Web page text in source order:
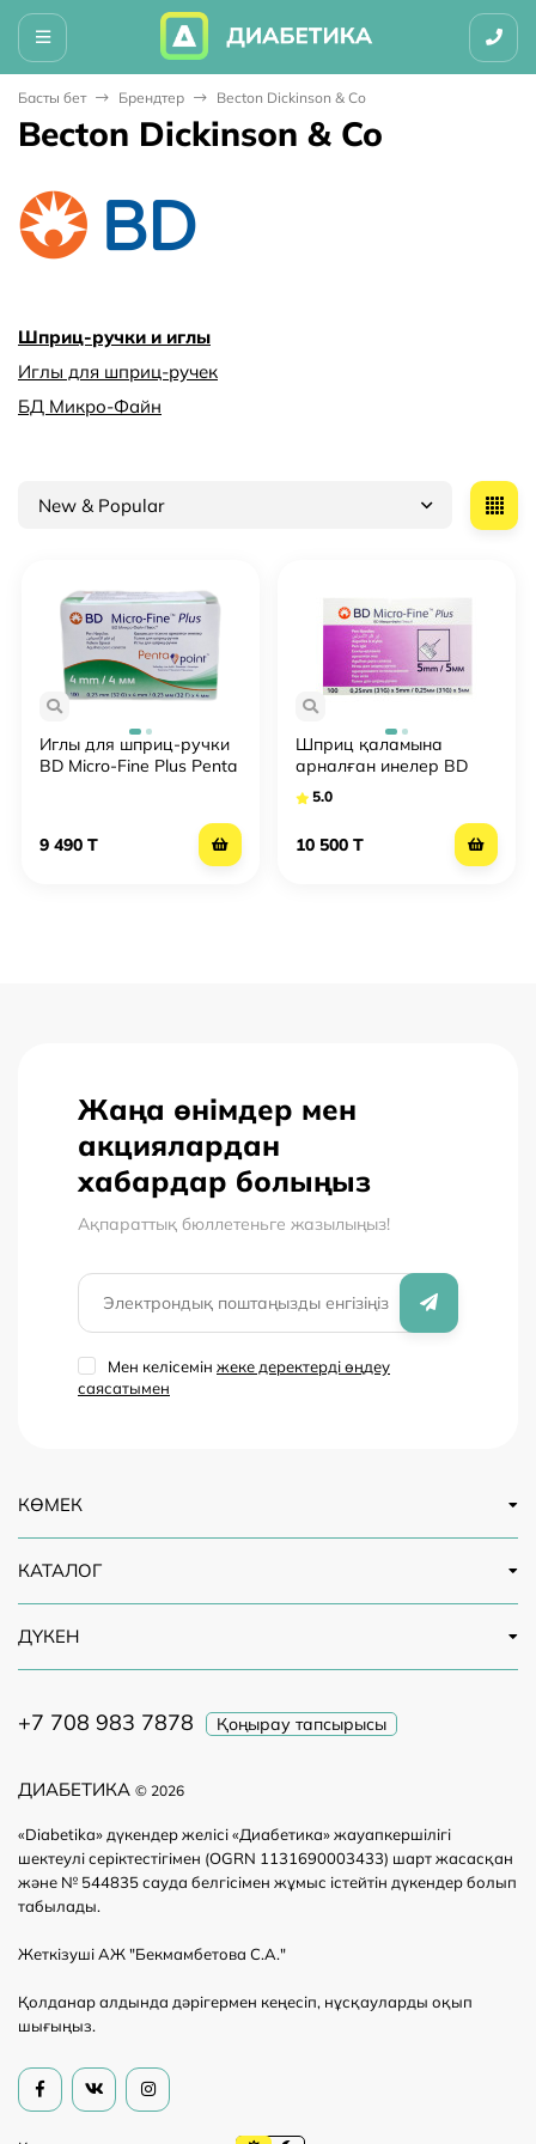
Басты бет Брендтер Becton Dickinson & Co
Becton Dickinson & Co
Шприц-ручки и иглы
Иглы для шприц-ручек
БД Микро-Файн
New & Popular
Иглы для шприц-ручки
BD Micro-Fine Plus Penta
9 490 T
Шприц қаламына
арналған инелер BD
Micro-Fine Plus 5 мм 31G
№100
5.0
10 500 T
Жаңа өнімдер мен
акциялардан
хабардар болыңыз
Ақпараттық бюллетеньге жазылыңыз!
Мен келісемін жеке деректерді өңдеу
саясатымен
ДИАБЕТИКА © 2026
«Diabetika» дүкендер желісі «Диабетика» жауапкершілігі
шектеулі серіктестігімен (OGRN 1131690003433) шарт жасасқан
және № 544835 сауда белгісімен жұмыс істейтін дүкендер болып
табылады.
Жеткізуші АЖ "Бекмамбетова С.А."
Қолданар алдында дәрігермен кеңесіп, нұсқауларды оқып
шығыңыз.
КӨМЕК
КАТАЛОГ
ДҮКЕН
+7 708 983 7878 Қоңырау тапсырысы